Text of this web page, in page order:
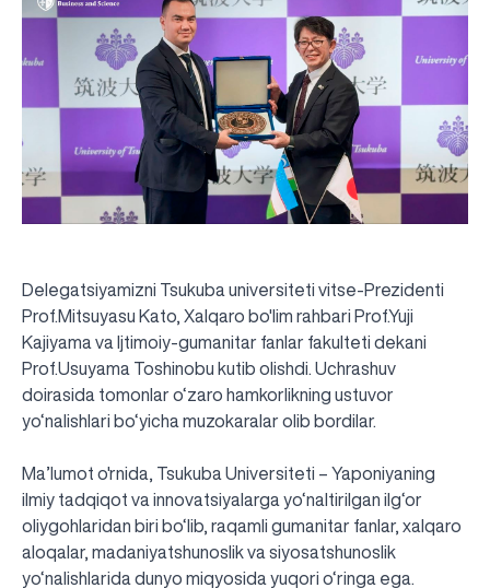
Delegatsiyamizni Tsukuba universiteti vitse-Prezidenti
Prof.Mitsuyasu Kato, Xalqaro bo'lim rahbari Prof.Yuji
Kajiyama va Ijtimoiy-gumanitar fanlar fakulteti dekani
Prof.Usuyama Toshinobu kutib olishdi. Uchrashuv
doirasida tomonlar o‘zaro hamkorlikning ustuvor
yo‘nalishlari bo‘yicha muzokaralar olib bordilar.
Ma’lumot o'rnida, Tsukuba Universiteti – Yaponiyaning
ilmiy tadqiqot va innovatsiyalarga yo‘naltirilgan ilg‘or
oliygohlaridan biri bo‘lib, raqamli gumanitar fanlar, xalqaro
aloqalar, madaniyatshunoslik va siyosatshunoslik
yo‘nalishlarida dunyo miqyosida yuqori o‘ringa ega.
UBS professori "Yangi O‘zbekiston yosh olimlari"
Sevimli "UBS xabarnomasi" gazetamizning yangi soni
UBS va bitiruvchi talabalar viloyat hokimligi tomonidan
Til oʻrganishda Ovropacha aytganda "level up" qilishni
Inson kapitaliga yo‘naltirilgan investitsiya — Yangi